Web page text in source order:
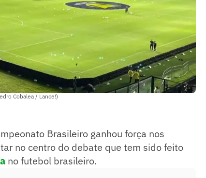
Cobalea / Lance!)
Brasileiro ganhou força nos
no centro do debate que tem sido feito
no futebol brasileiro.